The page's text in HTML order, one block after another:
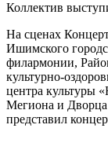
Коллектив
На сценах
Ишимского
филармонии,
культурно-
центра культуры
Мегиона и Дворца
представил